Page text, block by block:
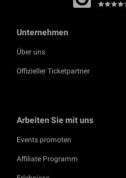
Unternehmen
Über uns
Offizieller Ticketpartner
Arbeiten Sie mit uns
Events promoten
Affiliate Programm